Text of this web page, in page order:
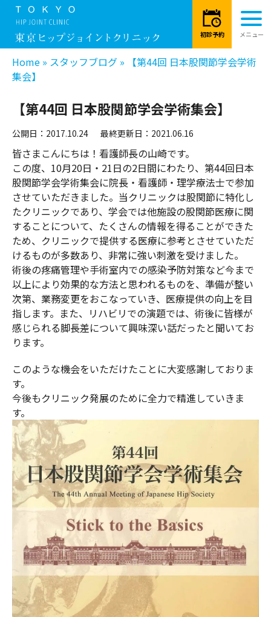
Home » スタッフブログ »
【第44回 日本股関節学会学術
集会】
【第44回 日本股関節学会学術集会】
公開日：2017.10.24 最終更新日：2021.06.16
皆さまこんにちは！看護師長の山崎です。
この度、10月20日・21日の2日間にわたり、第44回日本
股関節学会学術集会に院長・看護師・理学療法士で参加
させていただきました。当クリニックは股関節に特化し
たクリニックであり、学会では他施設の股関節医療に関
することについて、たくさんの情報を得ることができた
ため、クリニックで提供する医療に参考とさせていただ
けるものが多数あり、非常に強い刺激を受けました。
術後の疼痛管理や手術室内での感染予防対策など今まで
以上により効果的な方法と思われるものを、準備が整い
次第、業務変更をおこなっていき、医療提供の向上を目
指します。また、リハビリでの演題では、術後に皆様が
感じられる脚長差について興味深い話だったと聞いてお
ります。
このような機会をいただけたことに大変感謝しておりま
す。
今後もクリニック発展のために全力で精進していきま
す。